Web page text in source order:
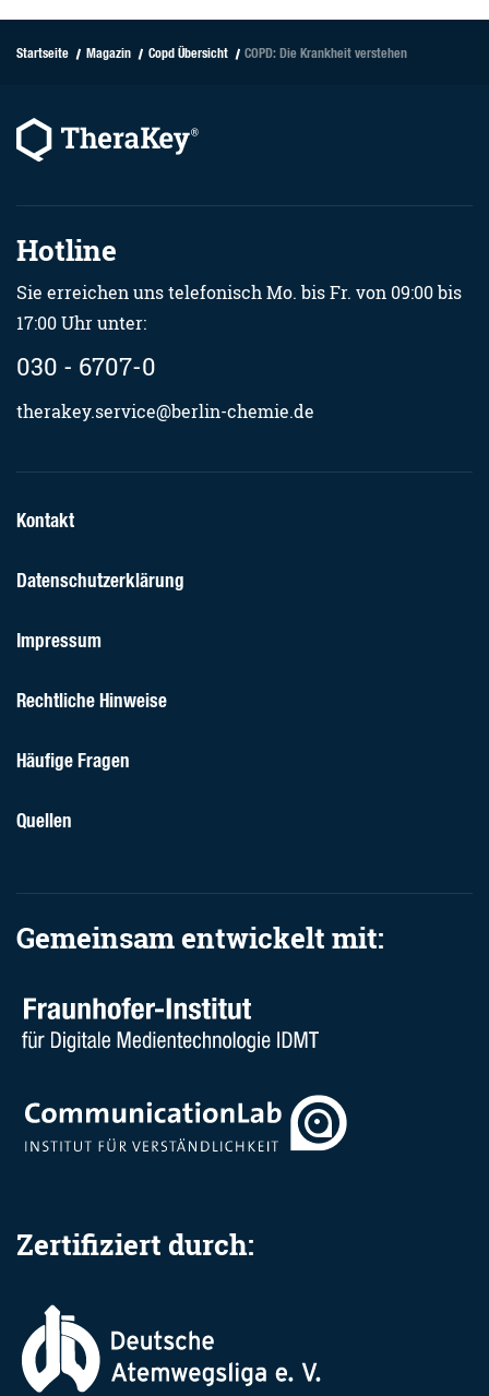
Startseite Magazin Copd Übersicht COPD: Die Krankheit verstehen
Hotline
Sie erreichen uns telefonisch Mo. bis Fr. von 09:00 bis
17:00 Uhr unter:
030 - 6707-0
therakey.service@berlin-chemie.de
Kontakt
Datenschutzerklärung
Impressum
Rechtliche Hinweise
Häufige Fragen
Quellen
Gemeinsam entwickelt mit:
Zertifiziert durch: